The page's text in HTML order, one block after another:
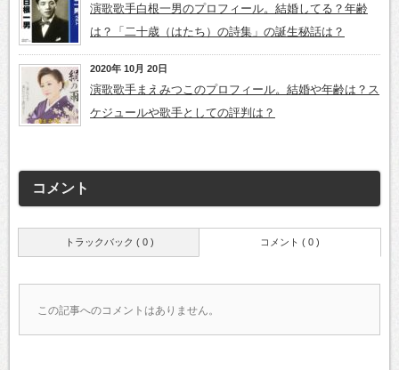
演歌歌手白根一男のプロフィール。結婚してる？年齢
は？「二十歳（はたち）の詩集」の誕生秘話は？
2020年 10月 20日
演歌歌手まえみつこのプロフィール。結婚や年齢は？ス
ケジュールや歌手としての評判は？
コメント
トラックバック ( 0 ) コメント ( 0 )
この記事へのコメントはありません。